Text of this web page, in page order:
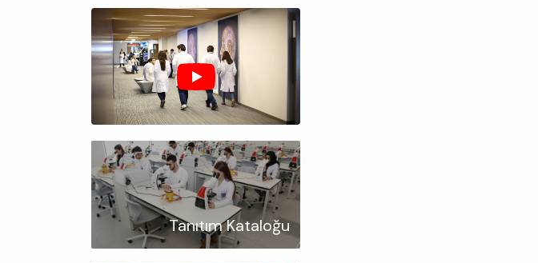
Tanıtım Kataloğu